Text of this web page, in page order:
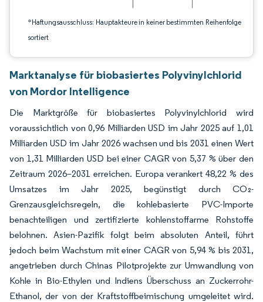
*Haftungsausschluss: Hauptakteure in keiner bestimmten Reihenfolge
sortiert
Marktanalyse für biobasiertes Polyvinylchlorid
von Mordor Intelligence
Die Marktgröße für biobasiertes Polyvinylchlorid wird
voraussichtlich von 0,96 Milliarden USD im Jahr 2025 auf 1,01
Milliarden USD im Jahr 2026 wachsen und bis 2031 einen Wert
von 1,31 Milliarden USD bei einer CAGR von 5,37 % über den
Zeitraum 2026–2031 erreichen. Europa verankert 48,22 % des
Umsatzes im Jahr 2025, begünstigt durch CO₂-
Grenzausgleichsregeln, die kohlebasierte PVC-Importe
benachteiligen und zertifizierte kohlenstoffarme Rohstoffe
belohnen. Asien-Pazifik folgt beim absoluten Anteil, führt
jedoch beim Wachstum mit einer CAGR von 5,94 % bis 2031,
angetrieben durch Chinas Pilotprojekte zur Umwandlung von
Kohle in Bio-Ethylen und Indiens Überschuss an Zuckerrohr-
Ethanol, der von der Kraftstoffbeimischung umgeleitet wird.